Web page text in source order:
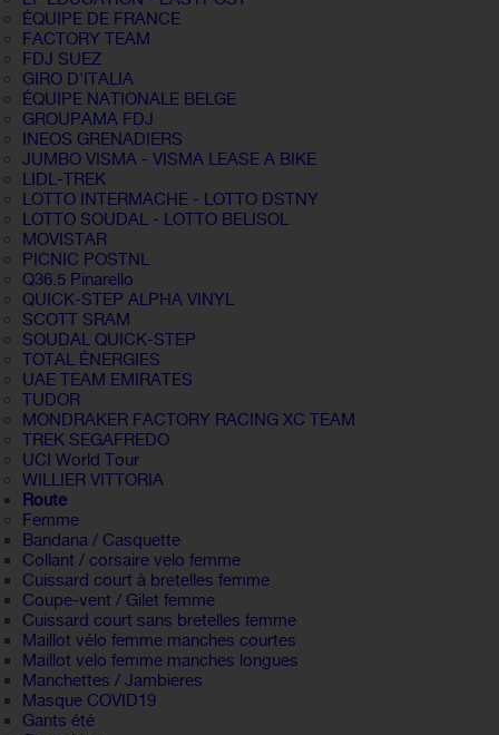
ÉQUIPE DE FRANCE
FACTORY TEAM
FDJ SUEZ
GIRO D'ITALIA
ÉQUIPE NATIONALE BELGE
GROUPAMA FDJ
INEOS GRENADIERS
JUMBO VISMA - VISMA LEASE A BIKE
LIDL-TREK
LOTTO INTERMACHE - LOTTO DSTNY
LOTTO SOUDAL - LOTTO BELISOL
MOVISTAR
PICNIC POSTNL
Q36.5 Pinarello
QUICK-STEP ALPHA VINYL
SCOTT SRAM
SOUDAL QUICK-STEP
TOTAL ÉNERGIES
UAE TEAM EMIRATES
TUDOR
MONDRAKER FACTORY RACING XC TEAM
TREK SEGAFREDO
UCI World Tour
WILLIER VITTORIA
Route
Femme
Bandana / Casquette
Collant / corsaire velo femme
Cuissard court à bretelles femme
Coupe-vent / Gilet femme
Cuissard court sans bretelles femme
Maillot vélo femme manches courtes
Maillot velo femme manches longues
Manchettes / Jambieres
Masque COVID19
Gants été